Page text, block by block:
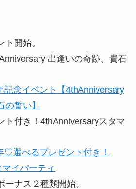
ト開始。
出逢いの奇跡、貴石
記念イベント【4thAnniversary
誓い】
ト付き！4thAnniversaryスタマ
♡選べるプレゼント付き！
イパーティ
ーナス２種類開始。